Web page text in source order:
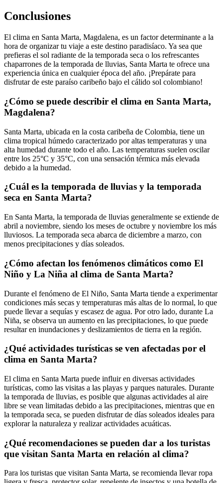
Conclusiones
El clima en Santa Marta, Magdalena, es un factor determinante a la
hora de organizar tu viaje a este destino paradisíaco. Ya sea que
prefieras el sol radiante de la temporada seca o los refrescantes
chaparrones de la temporada de lluvias, Santa Marta te ofrece una
experiencia única en cualquier época del año. ¡Prepárate para
disfrutar de este paraíso caribeño bajo el cálido sol colombiano!
¿Cómo se puede describir el clima en Santa Marta,
Magdalena?
Santa Marta, ubicada en la costa caribeña de Colombia, tiene un
clima tropical húmedo caracterizado por altas temperaturas y una
alta humedad durante todo el año. Las temperaturas suelen oscilar
entre los 25°C y 35°C, con una sensación térmica más elevada
debido a la humedad.
¿Cuál es la temporada de lluvias y la temporada
seca en Santa Marta?
En Santa Marta, la temporada de lluvias generalmente se extiende de
abril a noviembre, siendo los meses de octubre y noviembre los más
lluviosos. La temporada seca abarca de diciembre a marzo, con
menos precipitaciones y días soleados.
¿Cómo afectan los fenómenos climáticos como El
Niño y La Niña al clima de Santa Marta?
Durante el fenómeno de El Niño, Santa Marta tiende a experimentar
condiciones más secas y temperaturas más altas de lo normal, lo que
puede llevar a sequías y escasez de agua. Por otro lado, durante La
Niña, se observa un aumento en las precipitaciones, lo que puede
resultar en inundaciones y deslizamientos de tierra en la región.
¿Qué actividades turísticas se ven afectadas por el
clima en Santa Marta?
El clima en Santa Marta puede influir en diversas actividades
turísticas, como las visitas a las playas y parques naturales. Durante
la temporada de lluvias, es posible que algunas actividades al aire
libre se vean limitadas debido a las precipitaciones, mientras que en
la temporada seca, se pueden disfrutar de días soleados ideales para
explorar la naturaleza y realizar actividades acuáticas.
¿Qué recomendaciones se pueden dar a los turistas
que visitan Santa Marta en relación al clima?
Para los turistas que visitan Santa Marta, se recomienda llevar ropa